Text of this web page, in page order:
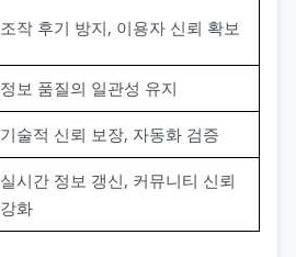
조작 후기 방지, 이용자 신뢰 확보
정보 품질의 일관성 유지
기술적 신뢰 보장, 자동화 검증
실시간 정보 갱신, 커뮤니티 신뢰
강화